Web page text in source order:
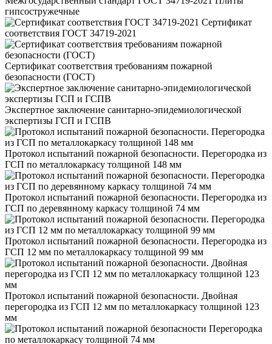
гипсостружечные
Сертификат
соответствия ГОСТ 34719-2021
Сертификат соответствия требованиям пожарной
безопасности (ГОСТ)
Экспертное заключение санитарно-эпидемиологической
экспертизы ГСП и ГСПВ
Протокол испытаний пожарной безопасности. Перегородка из
ГСП по металлокаркасу толщиной 148 мм
Протокол испытаний пожарной безопасности. Перегородка из
ГСП по деревянному каркасу толщиной 74 мм
Протокол испытаний пожарной безопасности. Перегородка из
ГСП 12 мм по металлокаркасу толщиной 99 мм
Протокол испытаний пожарной безопасности. Двойная
перегородка из ГСП 12 мм по металлокаркасу толщиной 123
мм